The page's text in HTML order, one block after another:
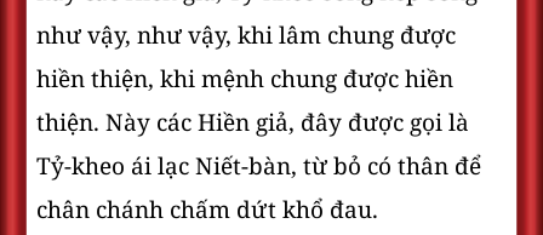
như vậy, như vậy, khi lâm chung được
hiền thiện, khi mệnh chung được hiền
thiện. Này các Hiền giả, đây được gọi là
Tỷ-kheo ái lạc Niết-bàn, từ bỏ có thân để
chân chánh chấm dứt khổ đau.